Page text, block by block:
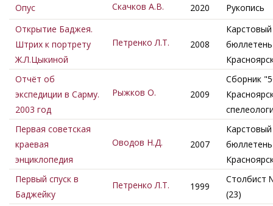
Опус
Скачков А.В. 2020
Рукопись
Открытие Баджея.
Штрих к портрету
Ж.Л.Цыкиной
Петренко Л.Т. 2008
Карстовый
Отчёт об
экспедиции в Сарму.
2003 год
Рыжков О. 2009
Сборник
Первая советская
краевая
энциклопедия
Оводов Н.Д. 2007
Карстовый
Первый спуск в
Баджейку
Петренко Л.Т. 1999
Столбист
(23)